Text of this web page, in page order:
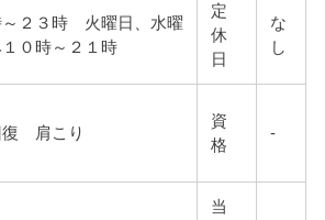
～２３時 火曜日、水曜
１０時～２１時
定
休
日
な
し
復 肩こり
資
格
-
当